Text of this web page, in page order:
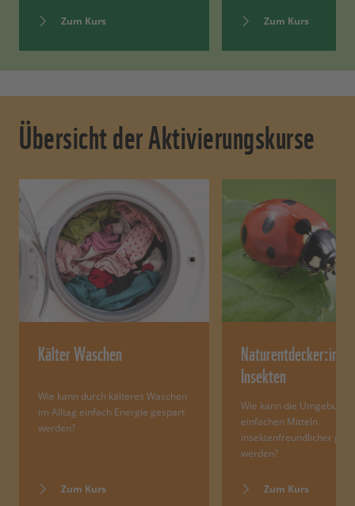
Zum Kurs Zum Kurs
Übersicht der Aktivierungskurse
Kälter Waschen
Wie kann durch kälteres Waschen
im Alltag einfach Energie gespart
werden?
Zum Kurs
Insekten
Wie kann die Umgebung
einfachen Mitteln
insektenfreundlicher
werden?
Zum Kurs